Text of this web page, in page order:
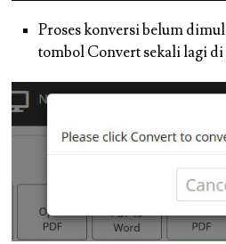
Proses konversi belum
tombol Convert sekali lagi